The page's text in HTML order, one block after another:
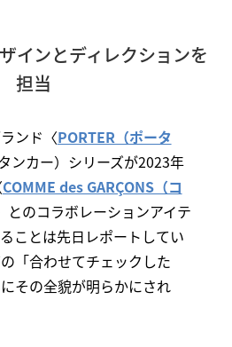
インとディレクションを
担当
ンド〈PORTER（ポータ
ンカー）シリーズが2023年
COMME des GARÇONS（コ
とのコラボレーションアイテ
ことは先日レポートしてい
「合わせてチェックした
その全貌が明らかにされ